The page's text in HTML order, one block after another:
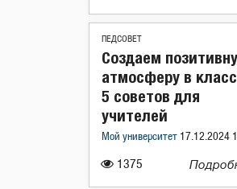
ПЕДСОВЕТ
1375
Создаем
атмосферу в
5 советов для
учителей
Мой университет 17.12.2024